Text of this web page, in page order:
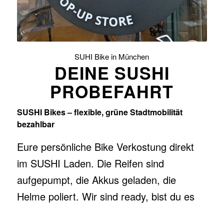
SUHI Bike in München
DEINE SUSHI
PROBEFAHRT
SUSHI Bikes – flexible, grüne Stadtmobilität
bezahlbar
Eure persönliche Bike Verkostung direkt
im SUSHI Laden. Die Reifen sind
aufgepumpt, die Akkus geladen, die
Helme poliert. Wir sind ready, bist du es